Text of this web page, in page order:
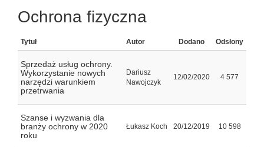
Ochrona fizyczna
Tytuł Autor Dodano Odsłony
Sprzedaż usług ochrony.
Wykorzystanie nowych
narzędzi warunkiem
przetrwania
Dariusz
Nawojczyk
12/02/2020 4 577
Szanse i wyzwania dla
branży ochrony w 2020
roku
Łukasz Koch 20/12/2019 10 598